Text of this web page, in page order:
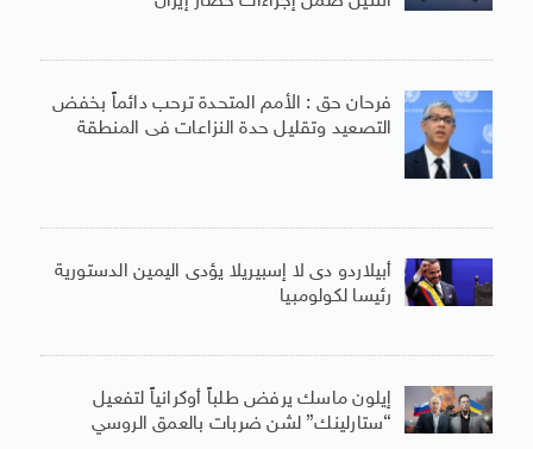
فرحان حق : الأمم المتحدة ترحب دائماً بخفض
التصعيد وتقليل حدة النزاعات فى المنطقة
أبيلاردو دى لا إسبيريلا يؤدى اليمين الدستورية
رئيسا لكولومبيا
إيلون ماسك يرفض طلباً أوكرانياً لتفعيل
“ستارلينك” لشن ضربات بالعمق الروسي